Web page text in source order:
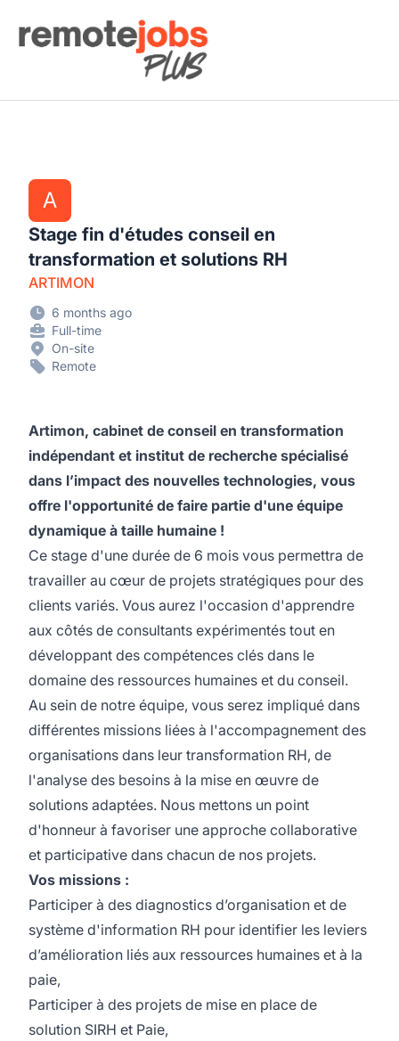
Remote Jobs Plus
A
Stage fin d'études conseil en
transformation et solutions RH
ARTIMON
6 months ago
Full-time
On-site
Remote
Artimon, cabinet de conseil en transformation
indépendant et institut de recherche spécialisé
dans l’impact des nouvelles technologies, vous
offre l'opportunité de faire partie d'une équipe
dynamique à taille humaine !
Ce stage d'une durée de 6 mois vous permettra de
travailler au cœur de projets stratégiques pour des
clients variés. Vous aurez l'occasion d'apprendre
aux côtés de consultants expérimentés tout en
développant des compétences clés dans le
domaine des ressources humaines et du conseil.
Au sein de notre équipe, vous serez impliqué dans
différentes missions liées à l'accompagnement des
organisations dans leur transformation RH, de
l'analyse des besoins à la mise en œuvre de
solutions adaptées. Nous mettons un point
d'honneur à favoriser une approche collaborative
et participative dans chacun de nos projets.
Vos missions :
Participer à des diagnostics d’organisation et de
système d'information RH pour identifier les leviers
d’amélioration liés aux ressources humaines et à la
paie,
Participer à des projets de mise en place de
solution SIRH et Paie,